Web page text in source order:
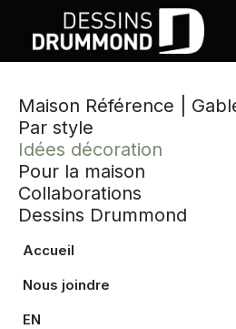
Maison Référence |
Par style
Idées décoration
Pour la maison
Collaborations
Dessins Drummond
Accueil
Nous joindre
EN